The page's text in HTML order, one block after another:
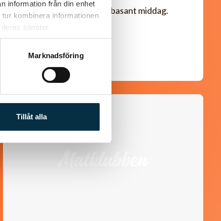
information från din enhet
kombinera informationen
tjänster.
Marknadsföring
Tillåt alla
En frisk avslutning på en basant middag.